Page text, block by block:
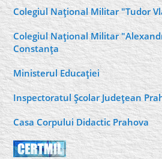
Colegiul Naţional Militar "Tudor
Colegiul Naţional Militar
Constanţa
Ministerul Educaţiei
Inspectoratul Şcolar Judeţean
Casa Corpului Didactic Prahova